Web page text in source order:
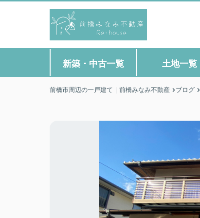
新築・中古一覧 土地一覧
前橋市周辺の一戸建て｜前橋みなみ不動産 ブログ